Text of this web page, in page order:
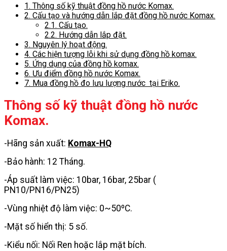
1. Thông số kỹ thuật đồng hồ nước Komax.
2. Cấu tạo và hướng dẫn lắp đặt đồng hồ nước Komax.
2.1. Cấu tạo.
2.2. Hướng dẫn lắp đặt.
3. Nguyên lý hoạt động.
4. Các hiện tượng lỗi khi sử dụng đồng hồ komax.
5. Ứng dụng của đồng hồ komax.
6. Ưu điểm đồng hồ nước Komax.
7. Mua đồng hồ đo lưu lượng nước tại Eriko.
Thông số kỹ thuật đồng hồ nước
Komax.
-Hãng sản xuất: Komax-HQ
-Bảo hành: 12 Tháng.
-Áp suất làm việc: 10bar, 16bar, 25bar (
PN10/PN16/PN25)
-Vùng nhiệt độ làm việc: 0~50ºC.
-Mặt số hiển thị: 5 số.
-Kiểu nối: Nối Ren hoặc lắp mặt bích.